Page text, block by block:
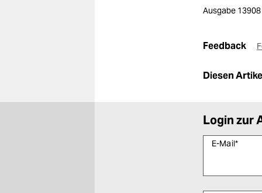
Ausgabe 13908
Feedback
Diesen
Login zur
E-Mail*